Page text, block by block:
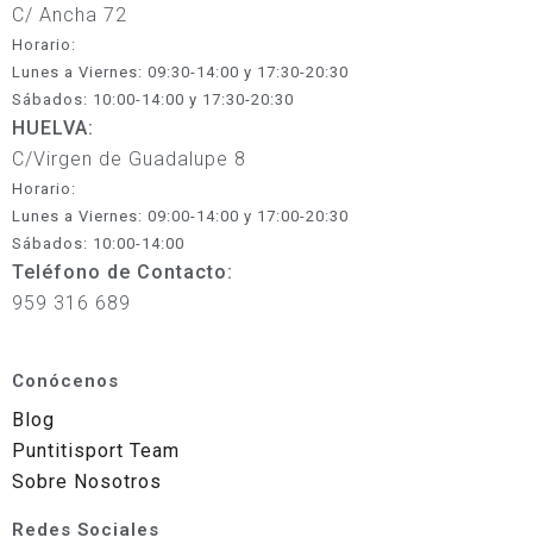
C/ Ancha 72
Horario:
Lunes a Viernes: 09:30-14:00 y 17:30-20:30
Sábados: 10:00-14:00 y 17:30-20:30
HUELVA:
C/Virgen de Guadalupe 8
Horario:
Lunes a Viernes: 09:00-14:00 y 17:00-20:30
Sábados: 10:00-14:00
Teléfono de Contacto:
959 316 689
Conócenos
Blog
Puntitisport Team
Sobre Nosotros
Redes Sociales